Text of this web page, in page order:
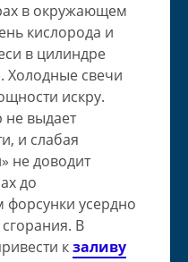
в окружающем
кислорода и
в цилиндре
Холодные свечи
искру.
выдает
и слабая
не доводит
до
усердно
В
кзаливу